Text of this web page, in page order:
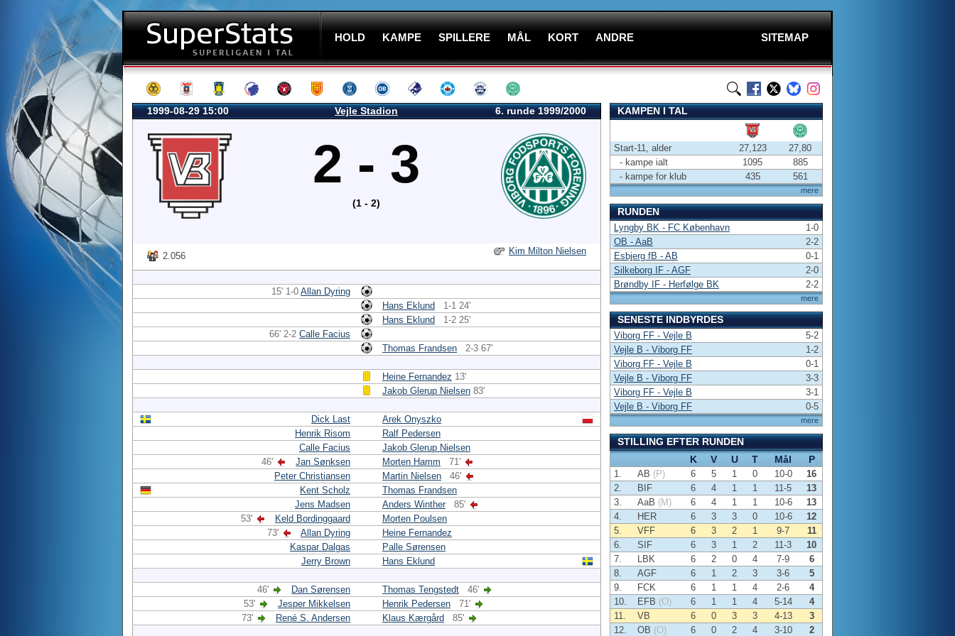
HOLD KAMPE SPILLERE MÅL KORT ANDRE SITEMAP
1999-08-29 15:00 Vejle Stadion 6. runde 1999/2000
2 - 3
(1 - 2)
2.056 Kim Milton Nielsen
15' 1-0 Allan Dyring
Hans Eklund
1-1 24'
Hans Eklund
1-2 25'
66' 2-2 Calle Facius
Thomas Frandsen
2-3 67'
Heine Fernandez 13'
Jakob Glerup Nielsen 83'
Dick Last
Arek Onyszko
Henrik Risom
Ralf Pedersen
Calle Facius
Jakob Glerup Nielsen
46'
Jan Sønksen Morten Hamm
71'
Peter Christiansen
Martin Nielsen
46'
Kent Scholz
Thomas Frandsen
Jens Madsen
Anders Winther
85'
53'
Keld Bordinggaard
Morten Poulsen
73'
Allan Dyring
Heine Fernandez
Kaspar Dalgas
Palle Sørensen
Jerry Brown
Hans Eklund
46' Dan Sørensen Thomas Tengstedt
46'
53'
Jesper Mikkelsen Henrik Pedersen
71'
73'
René S. Andersen Klaus Kærgård 85'
KAMPEN I TAL
mere
Start-11, alder 27,123
27,80
- kampe ialt
1095
885
- kampe for klub
435 561
RUNDEN
mere
Lyngby BK - FC København
1-0
OB - AaB
2-2
Esbjerg fB - AB
0-1
Silkeborg IF - AGF
2-0
Brøndby IF - Herfølge BK
2-2
SENESTE INDBYRDES
mere
Viborg FF - Vejle B
5-2
Vejle B - Viborg FF
1-2
Viborg FF - Vejle B
0-1
Vejle B - Viborg FF
3-3
Viborg FF - Vejle B
3-1
Vejle B - Viborg FF
0-5
STILLING EFTER RUNDEN
K
V U T Mål P
1. AB (P) 6 5 1 0 10-0
16
2.
BIF 6 4 1 1 11-5
13
3.
AaB (M) 6 4 1 1 10-6
13
4.
HER 6 3 3 0 10-6
12
5.
VFF 6 3 2 1 9-7
11
6.
SIF 6 3 1 2 11-3
10
7.
LBK 6 2 0 4 7-9
6
8.
AGF 6 1 2 3 3-6
5
9.
FCK 6 1 1 4 2-6
4
10.
EFB (O) 6 1 1 4 5-14
4
11.
VB 6 0 3 3 4-13
3
12.
OB (O) 6 0 2 4 3-10 2